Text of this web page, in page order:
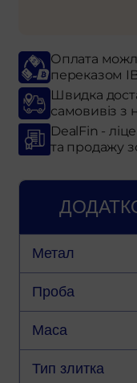
Оплата
переказом
Швидка
самовивіз з
DealFin -
та продажу
Метал
Проба
Маса
Тип злитка